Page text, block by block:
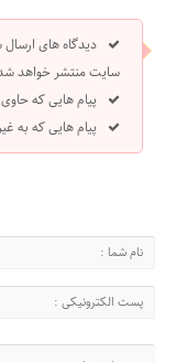
دیدگاه های
سایت منتشر خواهد
پیام هایی که
پیام هایی که به